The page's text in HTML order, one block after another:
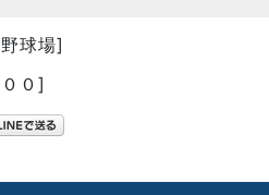
球場]
０]